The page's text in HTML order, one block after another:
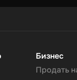
Бизнес
Продать